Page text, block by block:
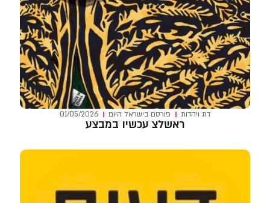
דת ויהדות פורסם בישראל היום 01/05/2026
ראשלצ עכשיו במבצע